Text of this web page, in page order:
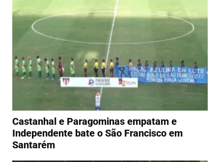
Castanhal e Paragominas empatam e
Independente bate o São Francisco em
Santarém